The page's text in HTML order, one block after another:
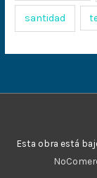
santidad
Esta obra está